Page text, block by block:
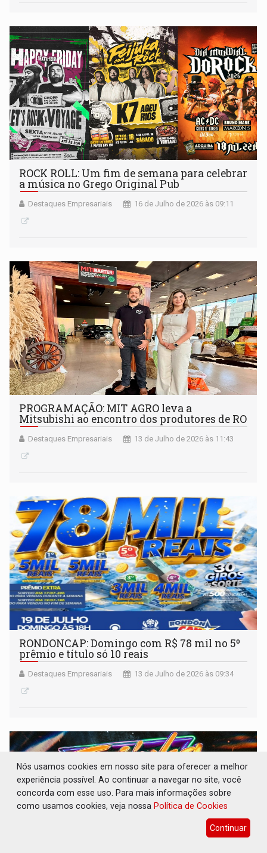
ROCK ROLL: Um fim de semana para celebrar
a música no Grego Original Pub
Destaques Empresariais 16 de Julho de 2026 às 09:11
PROGRAMAÇÃO: MIT AGRO leva a
Mitsubishi ao encontro dos produtores de RO
Destaques Empresariais 13 de Julho de 2026 às 11:43
RONDONCAP: Domingo com R$ 78 mil no 5º
prêmio e título só 10 reais
Destaques Empresariais 13 de Julho de 2026 às 09:34
Nós usamos cookies em nosso site para oferecer a melhor
experiência possível. Ao continuar a navegar no site, você
concorda com esse uso. Para mais informações sobre
como usamos cookies, veja nossa Política de Cookies
Continuar